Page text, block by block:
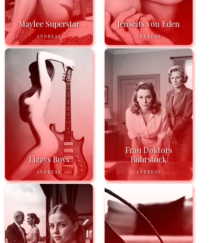
Maylee Superstar
ANDREAS
Jenseits von Eden
ANDREAS
Lizzys Boys
ANDREAS
Frau Doktors
Rohrstock
ANDREAS